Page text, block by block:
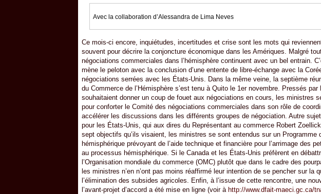
Avec la collaboration d’Alessandra de Lima Neves
Ce mois-ci encore, inquiétudes, incertitudes et crise sont les mots qui
souvent pour décrire la conjoncture économique dans les Amériques. Malgré
négociations commerciales dans l’hémisphère continuent avec un bel entrain.
mène le peloton avec la conclusion d’une entente de libre-échange avec la
négociations serrées avec les États-Unis. Dans la même veine, la septième
du Commerce de l’Hémisphère s’est tenu à Quito le 1er novembre. Pressés
souhaitaient donner un coup de fouet aux négociations en cours, les ministres
pour conforter le Comité des négociations commerciales dans son rôle de
accélérer les discussions dans les différents groupes de négociation. Autre
pour les États-Unis, qui aux dires du Représentant au commerce Robert
sept objectifs qu’ils visaient, les ministres se sont entendus sur un Programme
hémisphérique prévoyant de l’aide technique et financière pour l’arrimage des
au processus hémisphérique. Si le Canada et les États-Unis préfèrent en
l’Organisation mondiale du commerce (OMC) plutôt que dans le cadre des
les ministres n’en n’ont pas moins réaffirmé leur intention de se pencher sur la
l’élimination des subsides agricoles. Enfin, à l’issue de cette rencontre, une
l’avant-projet d’accord a été mise en ligne (voir à http://www.dfait-maeci.gc.ca/